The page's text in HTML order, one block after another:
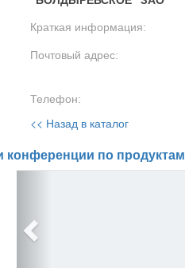
Краткая информация:
Почтовый адрес:
Телефон:
<< Назад в каталог
конференции по